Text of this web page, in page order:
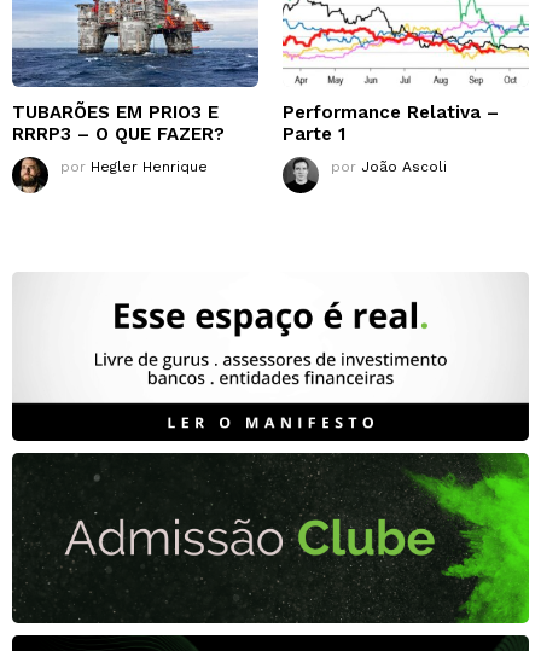
TUBARÕES EM PRIO3 E
RRRP3 – O QUE FAZER?
por Hegler Henrique
Performance Relativa –
Parte 1
por João Ascoli